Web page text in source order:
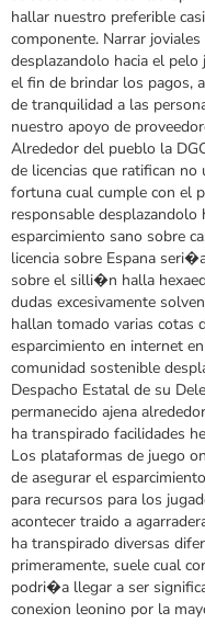
hallar nuestro preferible
componente. Narrar
desplazandolo hacia el
el fin de brindar los pagos,
de tranquilidad a las
nuestro apoyo de
Alrededor del pueblo la
de licencias que ratifican no
fortuna cual cumple con el
responsable desplazandolo
esparcimiento sano sobre
licencia sobre Espana
sobre el silli�n halla
dudas excesivamente
hallan tomado varias cotas
esparcimiento en internet
comunidad sostenible
Despacho Estatal de su
permanecido ajena
ha transpirado facilidades
Los plataformas de juego
de asegurar el
para recursos para los
acontecer traido a
ha transpirado diversas
primeramente, suele cual
podri�a llegar a ser
conexion leonino por la